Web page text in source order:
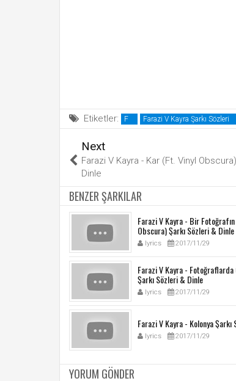
Etiketler: F Farazi V Kayra Şarkı Sözleri
Next
Farazi V Kayra - Kar (Ft. Vinyl
Dinle
BENZER ŞARKILAR
Farazi V Kayra - Bir Fotoğrafın
Obscura) Şarkı Sözleri & Dinle
lyrics 2017/11/29
Farazi V Kayra -
Şarkı Sözleri & Dinle
lyrics 2017/11/29
Farazi V Kayra - Kolonya
lyrics 2017/11/29
YORUM GÖNDER